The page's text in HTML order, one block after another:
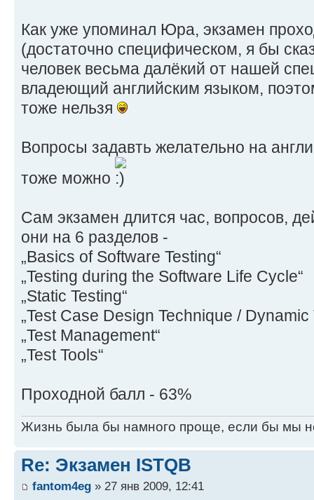
Как уже упоминал Юра, экзамен
(достаточно специфическом, я бы
человек весьма далёкий от нашей
владеющий английским языком,
тоже нельзя
Вопросы задавть желательно на
тоже можно
Сам экзамен длится час, вопросов,
они на 6 разделов -
„Basics of Software Testing“
„Testing during the Software Life Cycle“
„Static Testing“
„Test Case Design Technique / Dynamic
„Test Management“
„Test Tools“
Проходной балл - 63%
Жизнь была бы намного проще, если бы мы
Re: Экзамен ISTQB
fantom4eg » 27 янв 2009, 12:41